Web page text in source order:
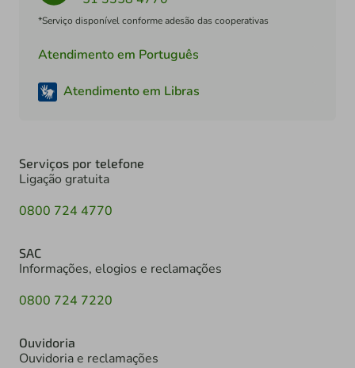
*Serviço disponível conforme adesão das cooperativas
Atendimento em Português
Atendimento em Libras
Serviços por telefone
Ligação gratuita
0800 724 4770
SAC
Informações, elogios e reclamações
0800 724 7220
Ouvidoria
Ouvidoria e reclamações